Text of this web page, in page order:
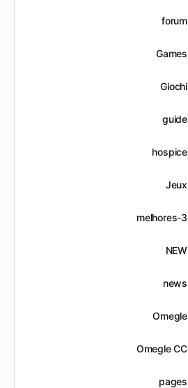
product quality and customer
are constantly searching for ways to
forum
Games
Giochi
guide
hospice
Jeux
melhores-3
NEW
news
Omegle
Omegle CC
pages